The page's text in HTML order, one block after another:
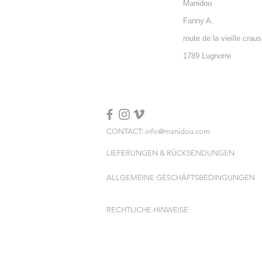
Manidou
Fanny A.
route de la vieille
1789 Lugnorre
CONTACT: info@manidou.com
LIEFERUNGEN & RÜCKSENDUNGEN
ALLGEMEINE GESCHÄFTSBEDINGUNGEN
RECHTLICHE HINWEISE